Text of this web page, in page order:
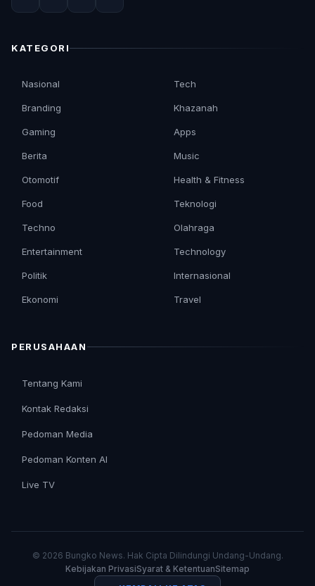
KATEGORI
Nasional
Branding
Gaming
Berita
Otomotif
Tech
Khazanah
Apps
Music
Health & Fitness
Food
Techno
Entertainment
Politik
Ekonomi
Teknologi
Olahraga
Technology
Internasional
Travel
PERUSAHAAN
Tentang Kami
Kontak Redaksi
Pedoman Media
Pedoman Konten AI
Live TV
© 2026 Bungko News. Hak Cipta Dilindungi Undang-Undang.
Kebijakan PrivasiSyarat & KetentuanSitemap